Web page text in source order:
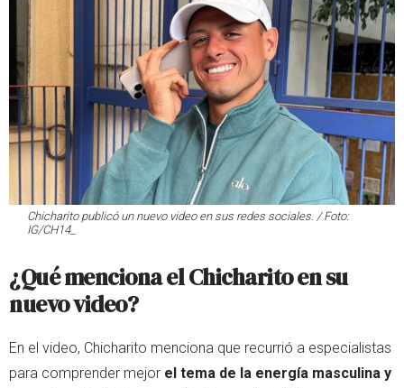
Chicharito publicó un nuevo video en sus redes sociales. / Foto:
IG/CH14_
¿Qué menciona el Chicharito en su
nuevo video?
En el video, Chicharito menciona que recurrió a especialistas
para comprender mejor el tema de la energía masculina y